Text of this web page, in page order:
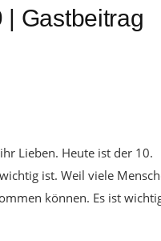
| Gastbeitrag
Lieben. Heute ist der 10.
ist. Weil viele
können. Es ist